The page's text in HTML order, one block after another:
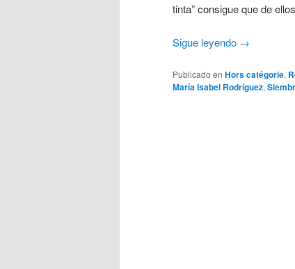
tinta” consigue que de
Sigue leyendo →
Publicado en Hors catégorie,
María Isabel Rodríguez,